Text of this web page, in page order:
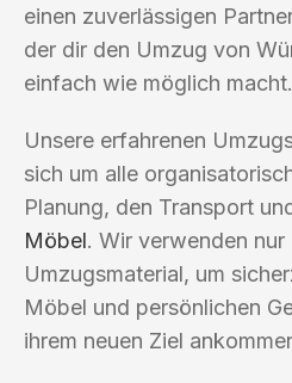
einen zuverlässigen
der dir den Umzug von
einfach wie möglich macht.
Unsere erfahrenen
sich um alle
Planung, den Transport
Möbel. Wir verwenden
Umzugsmaterial, um
Möbel und persönlichen
ihrem neuen Ziel